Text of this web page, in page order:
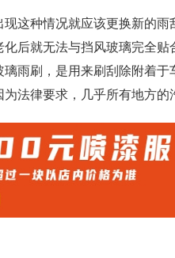
这种情况就应该更换新的雨
后就无法与挡风玻璃完全贴
雨刷，是用来刷刮除附着于
法律要求，几乎所有地方的